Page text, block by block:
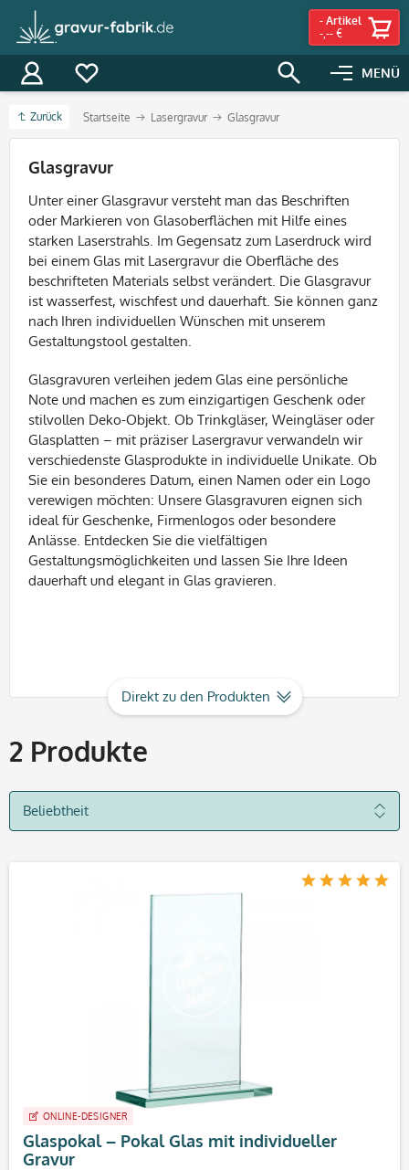
MENÜ
- Artikel
-,-- €
Zurück Startseite Lasergravur Glasgravur
Filter
Glasgravur
Unter einer Glasgravur versteht man das Beschriften
oder Markieren von Glasoberflächen mit Hilfe eines
starken Laserstrahls. Im Gegensatz zum Laserdruck wird
bei einem Glas mit Lasergravur die Oberfläche des
beschrifteten Materials selbst verändert. Die Glasgravur
ist wasserfest, wischfest und dauerhaft. Sie können ganz
nach Ihren individuellen Wünschen mit unserem
Gestaltungstool gestalten.
Glasgravuren verleihen jedem Glas eine persönliche
Note und machen es zum einzigartigen Geschenk oder
stilvollen Deko-Objekt. Ob Trinkgläser, Weingläser oder
Glasplatten – mit präziser Lasergravur verwandeln wir
verschiedenste Glasprodukte in individuelle Unikate. Ob
Sie ein besonderes Datum, einen Namen oder ein Logo
verewigen möchten: Unsere Glasgravuren eignen sich
ideal für Geschenke, Firmenlogos oder besondere
Anlässe. Entdecken Sie die vielfältigen
Gestaltungsmöglichkeiten und lassen Sie Ihre Ideen
dauerhaft und elegant in Glas gravieren.
Direkt zu den Produkten
2 Produkte
ONLINE-DESIGNER
Glaspokal – Pokal Glas mit individueller
Gravur